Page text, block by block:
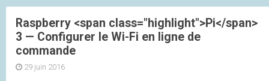
Raspberry <span class="highlight">Pi</span>
3 — Configurer le Wi-Fi en ligne de
commande
29 juin 2016